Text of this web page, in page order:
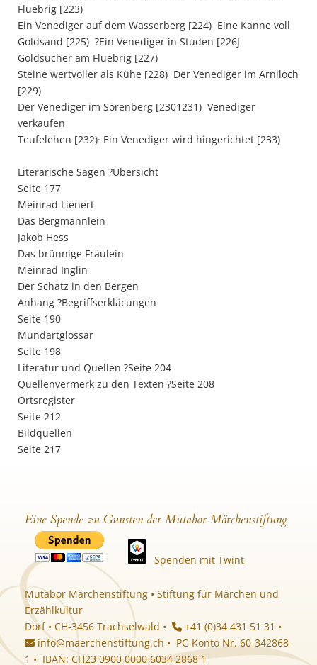
Fluebrig [223) 
Ein Venediger auf dem Wasserberg [224)  Eine Kanne voll
Goldsand [225)  ?Ein Venediger in Studen [226J 
Goldsucher am Fluebrig [227) 
Steine wertvoller als Kühe [228)  Der Venediger im Arniloch
[229)
Der Venediger im Sörenberg [2301231)  Venediger
verkaufen
Teufelehen [232)· Ein Venediger wird hingerichtet [233)
Literarische Sagen ?Übersicht
Seite 177
Meinrad Lienert
Das Bergmännlein
Jakob Hess
Das brünnige Fräulein
Meinrad Inglin
Der Schatz in den Bergen
Anhang ?Begriffserkläcungen
Seite 190
Mundartglossar
Seite 198
Literatur und Quellen ?Seite 204
Quellenvermerk zu den Texten ?Seite 208
Ortsregister
Seite 212
Bildquellen
Seite 217
Eine Spende zu Gunsten der Mutabor Märchenstiftung
Spenden mit Twint
Mutabor Märchenstiftung • Stiftung für Märchen und
Erzählkultur
Dorf • CH-3456 Trachselwald •
+41 (0)34 431 51 31 •
info@maerchenstiftung.ch • PC-Konto Nr. 60-342868-
1 • IBAN: CH23 0900 0000 6034 2868 1